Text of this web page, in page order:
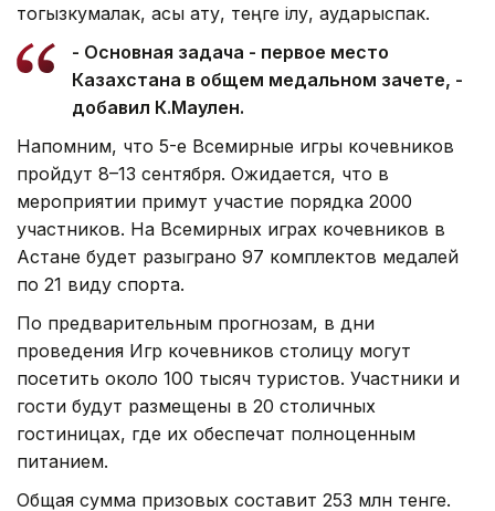
тогызкумалак, асық ату, теңге ілу, аударыспак.
- Основная задача - первое место
Казахстана в общем медальном зачете, -
добавил К.Маулен.
Напомним, что 5-е Всемирные игры кочевников
пройдут 8–13 сентября. Ожидается, что в
мероприятии примут участие порядка 2000
участников. На Всемирных играх кочевников в
Астане будет разыграно 97 комплектов медалей
по 21 виду спорта.
По предварительным прогнозам, в дни
проведения Игр кочевников столицу могут
посетить около 100 тысяч туристов. Участники и
гости будут размещены в 20 столичных
гостиницах, где их обеспечат полноценным
питанием.
Общая сумма призовых составит 253 млн тенге.